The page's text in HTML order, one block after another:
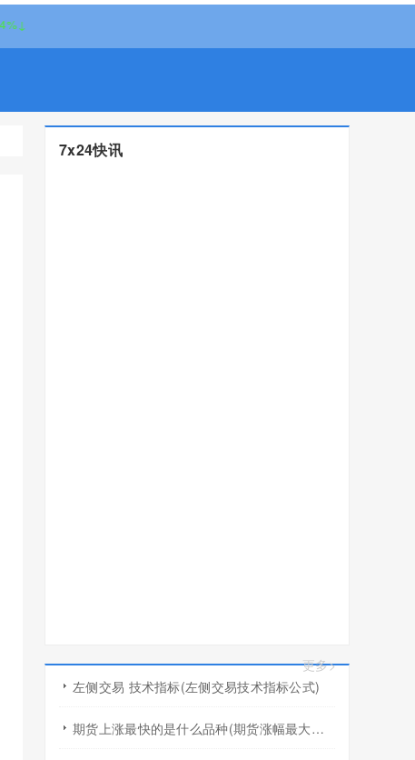
7x24快讯
更多>
左侧交易 技术指标(左侧交易技术指标公式)
期货上涨最快的是什么品种(期货涨幅最大的产品)